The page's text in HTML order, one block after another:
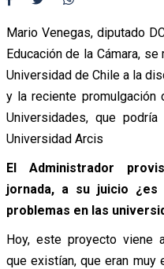
Mario Venegas, diputado
Educación de la Cámara,
Universidad de Chile a la
y la reciente promulgación
Universidades, que
Universidad Arcis
El Administrador
jornada, a su juicio
problemas en las
Hoy, este proyecto viene
que existían, que eran muy